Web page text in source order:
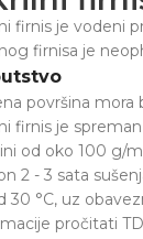
firnis je vodeni
firnisa je
površina mora
firnis je
od oko 100 g/
2 - 3 sata
30 °C, uz
pročitati